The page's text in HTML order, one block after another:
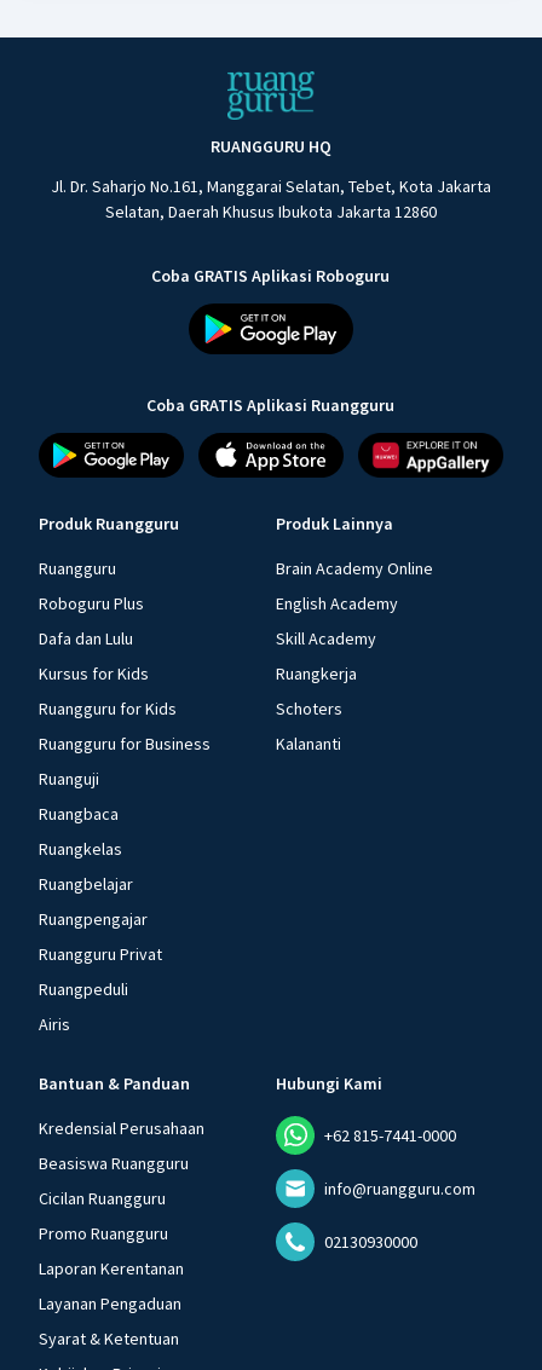
RUANGGURU HQ
Jl. Dr. Saharjo No.161, Manggarai Selatan, Tebet, Kota Jakarta
Selatan, Daerah Khusus Ibukota Jakarta 12860
Coba GRATIS Aplikasi Roboguru
Coba GRATIS Aplikasi Ruangguru
Produk Ruangguru
Ruangguru
Roboguru Plus
Dafa dan Lulu
Kursus for Kids
Ruangguru for Kids
Ruangguru for Business
Ruanguji
Ruangbaca
Ruangkelas
Ruangbelajar
Ruangpengajar
Ruangguru Privat
Ruangpeduli
Airis
Produk Lainnya
Brain Academy Online
English Academy
Skill Academy
Ruangkerja
Schoters
Kalananti
Bantuan & Panduan
Kredensial Perusahaan
Beasiswa Ruangguru
Cicilan Ruangguru
Promo Ruangguru
Laporan Kerentanan
Layanan Pengaduan
Syarat & Ketentuan
Hubungi Kami
+62 815-7441-0000
info@ruangguru.com
02130930000